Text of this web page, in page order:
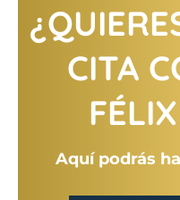
CITA
Aquí podrás